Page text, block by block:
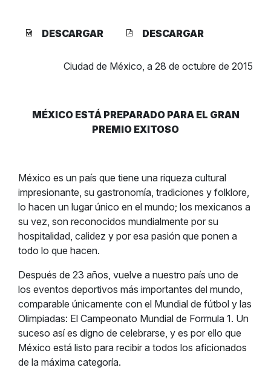
DESCARGAR DESCARGAR
Ciudad de México, a 28 de octubre de 2015
MÉXICO ESTÁ PREPARADO PARA EL GRAN
PREMIO EXITOSO
México es un país que tiene una riqueza cultural
impresionante, su gastronomía, tradiciones y folklore,
lo hacen un lugar único en el mundo; los mexicanos a
su vez, son reconocidos mundialmente por su
hospitalidad, calidez y por esa pasión que ponen a
todo lo que hacen.
Después de 23 años, vuelve a nuestro país uno de
los eventos deportivos más importantes del mundo,
comparable únicamente con el Mundial de fútbol y las
Olimpiadas: El Campeonato Mundial de Formula 1. Un
suceso así es digno de celebrarse, y es por ello que
México está listo para recibir a todos los aficionados
de la máxima categoría.